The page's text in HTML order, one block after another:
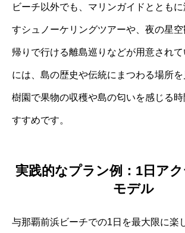
ビーチ以外でも、マリンガイドととも
すシュノーケリングツアーや、夜の星空
帰りで行ける離島巡りなどが用意され
には、島の歴史や伝統にまつわる場所
樹園で果物の収穫や島の匂いを感じる
すすめです。
実践的なプラン例：1日ア
モデル
与那覇前浜ビーチでの1日を最大限に楽